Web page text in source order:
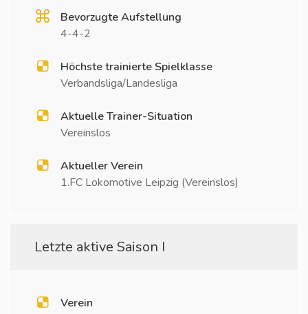
Bevorzugte Aufstellung
4-4-2
Höchste trainierte Spielklasse
Verbandsliga/Landesliga
Aktuelle Trainer-Situation
Vereinslos
Aktueller Verein
1.FC Lokomotive Leipzig (Vereinslos)
Letzte aktive Saison I
Verein